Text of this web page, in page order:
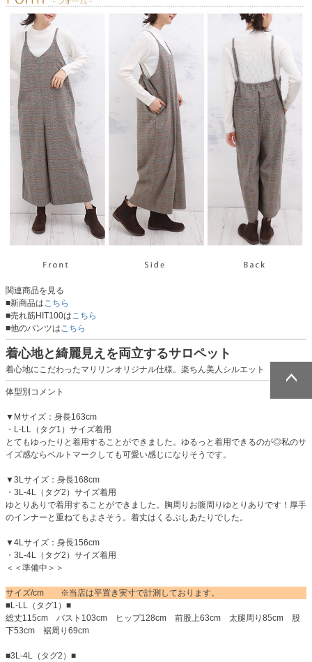
関連商品を見る
■新商品はこちら
■売れ筋HIT100はこちら
■他のパンツはこちら
着心地と綺麗見えを両立するサロペット
着心地にこだわったマリリンオリジナル仕様。楽ちん美人シルエット
体型別コメント
▼Mサイズ：身長163cm
・L-LL（タグ1）サイズ着用
とてもゆったりと着用することができました。ゆるっと着用できるのが◎私のサ
イズ感ならベルトマークしても可愛い感じになりそうです。
▼3Lサイズ：身長168cm
・3L-4L（タグ2）サイズ着用
ゆとりありで着用することができました。胸周りお腹周りゆとりありです！厚手
のインナーと重ねてもよさそう。着丈はくるぶしあたりでした。
▼4Lサイズ：身長156cm
・3L-4L（タグ2）サイズ着用
＜＜準備中＞＞
サイズ/cm ※当店は平置き実寸で計測しております。
■L-LL（タグ1）■
総丈115cm バスト103cm ヒップ128cm 前股上63cm 太腿周り85cm 股
下53cm 裾周り69cm
■3L-4L（タグ2）■